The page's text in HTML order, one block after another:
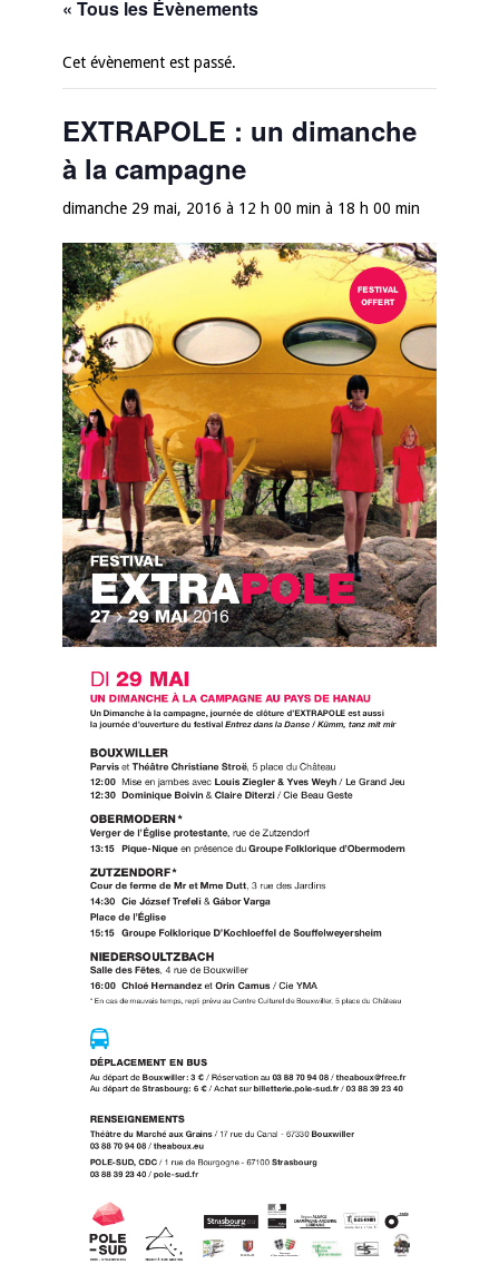
« Tous les Évènements
Cet évènement est passé.
EXTRAPOLE : un dimanche
à la campagne
dimanche 29 mai, 2016 à 12 h 00 min à 18 h 00 min